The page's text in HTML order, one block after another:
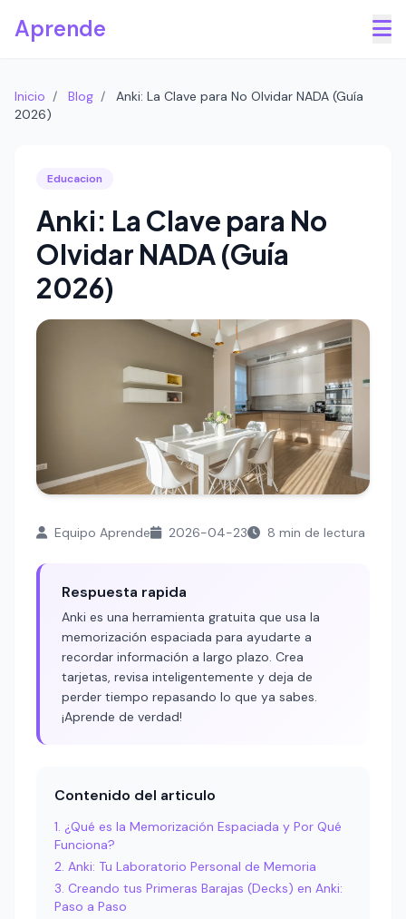
Aprende
Inicio / Blog /
Anki: La Clave para No Olvidar NADA (Guía
2026)
Educacion
Anki: La Clave para No
Olvidar NADA (Guía
2026)
Equipo Aprende 2026-04-23 8 min de lectura
Respuesta rapida
Anki es una herramienta gratuita que usa la
memorización espaciada para ayudarte a
recordar información a largo plazo. Crea
tarjetas, revisa inteligentemente y deja de
perder tiempo repasando lo que ya sabes.
¡Aprende de verdad!
Contenido del articulo
¿Qué es la Memorización Espaciada y Por Qué
Funciona?
Anki: Tu Laboratorio Personal de Memoria
Creando tus Primeras Barajas (Decks) en Anki:
Paso a Paso